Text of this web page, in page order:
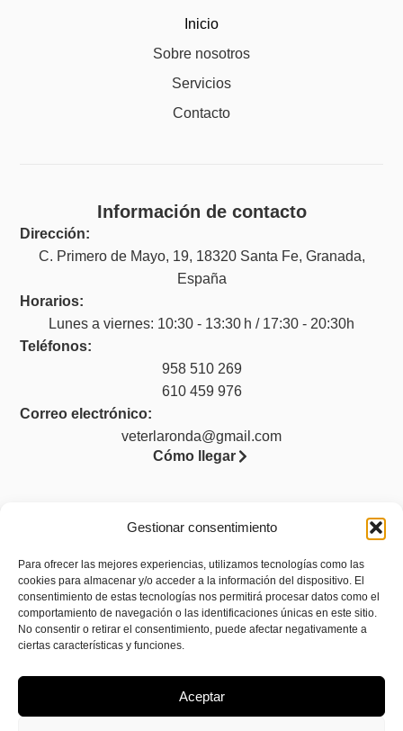
Gestionar consentimiento
Para ofrecer las mejores experiencias, utilizamos tecnologías como las
cookies para almacenar y/o acceder a la información del dispositivo. El
consentimiento de estas tecnologías nos permitirá procesar datos como el
comportamiento de navegación o las identificaciones únicas en este sitio.
No consentir o retirar el consentimiento, puede afectar negativamente a
ciertas características y funciones.
Aceptar
Inicio
Sobre nosotros
Servicios
Contacto
Información de contacto
Dirección:
C. Primero de Mayo, 19, 18320 Santa Fe, Granada,
España
Horarios:
Lunes a viernes: 10:30 - 13:30 h / 17:30 - 20:30h
Teléfonos:
958 510 269
610 459 976
Correo electrónico:
veterlaronda@gmail.com
Cómo llegar
Aviso legal
Política de privacidad
Política de cookies (UE)